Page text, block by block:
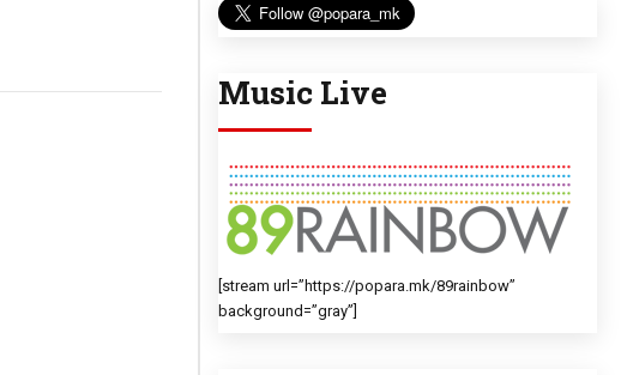
Music Live
[stream url=”https://popara.mk/89rainbow”
background=”gray”]